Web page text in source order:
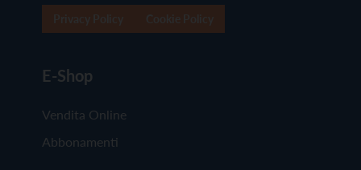
E-Shop
Vendita Online
Abbonamenti